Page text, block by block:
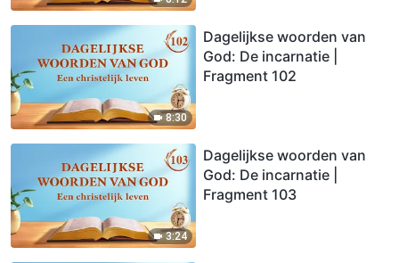
8:30
Dagelijkse woorden van
God: De incarnatie |
Fragment 102
3:24
Dagelijkse woorden van
God: De incarnatie |
Fragment 103